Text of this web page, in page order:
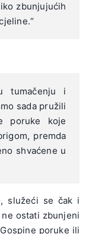
zbunjujućih
tumačenju i
sada pružili
poruke koje
premda
shvaćene u
, služeći se čak i
ostati zbunjeni
poruke ili